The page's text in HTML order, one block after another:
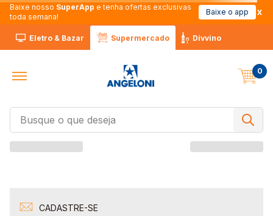
Baixe nosso SuperApp e tenha ofertas exclusivas
toda semana!
Baixe o app
Eletro & Bazar Supermercado Divvino
0
Busque o que deseja
CADASTRE-SE